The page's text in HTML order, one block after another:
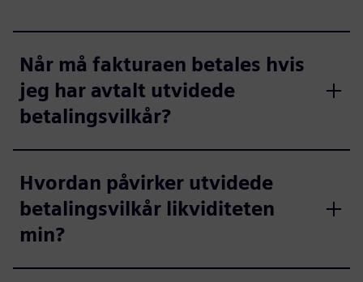
Når må fakturaen betales hvis
jeg har avtalt utvidede
betalingsvilkår?
Hvordan påvirker utvidede
betalingsvilkår likviditeten
min?